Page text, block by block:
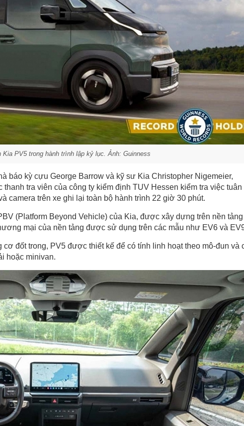
Kia PV5 trong hành trình lập kỷ lục. Ảnh: Guinness
báo kỳ cựu George Barrow và kỹ sư Kia Christopher Nigemeier,
tra viên của công ty kiểm định TUV Hessen kiểm tra việc tuân
camera trên xe ghi lại toàn bộ hành trình 22 giờ 30 phút.
(Platform Beyond Vehicle) của Kia, được xây dựng trên nền
mại của nền tảng được sử dụng trên các mẫu như EV6 và
đốt trong, PV5 được thiết kế để có tính linh hoạt theo mô-đun và
hoặc minivan.